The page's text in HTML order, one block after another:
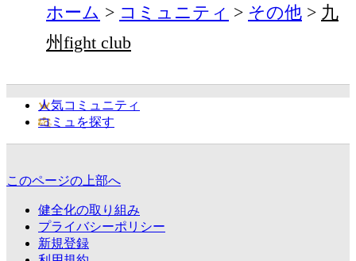
ホーム コミュニティ その他
九
州fight club
人気コミュニティ
コミュを探す
このページの上部へ
健全化の取り組み
プライバシーポリシー
新規登録